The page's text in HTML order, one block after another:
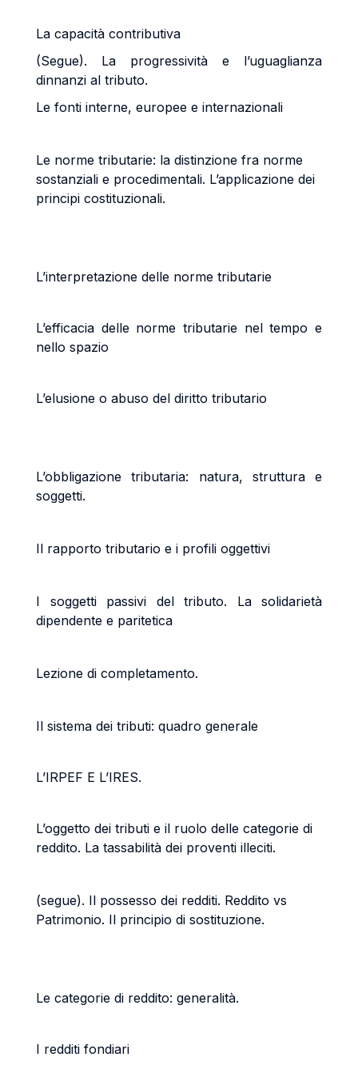
La capacità contributiva
(Segue). La progressività e l’uguaglianza
dinnanzi al tributo.
Le fonti interne, europee e internazionali
Le norme tributarie: la distinzione fra norme
sostanziali e procedimentali. L’applicazione dei
principi costituzionali.
L’interpretazione delle norme tributarie
L’efficacia delle norme tributarie nel tempo e
nello spazio
L’elusione o abuso del diritto tributario
L’obbligazione tributaria: natura, struttura e
soggetti.
Il rapporto tributario e i profili oggettivi
I soggetti passivi del tributo. La solidarietà
dipendente e paritetica
Lezione di completamento.
Il sistema dei tributi: quadro generale
L’IRPEF E L’IRES.
L’oggetto dei tributi e il ruolo delle categorie di
reddito. La tassabilità dei proventi illeciti.
(segue). Il possesso dei redditi. Reddito vs
Patrimonio. Il principio di sostituzione.
Le categorie di reddito: generalità.
I redditi fondiari